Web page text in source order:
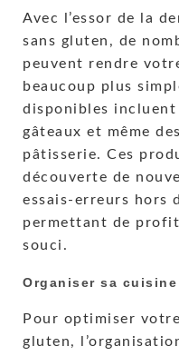
Avec l’essor de la
sans gluten, de
peuvent rendre
beaucoup plus
disponibles
gâteaux et même
pâtisserie. Ces
découverte de
essais-erreurs hors
permettant de
souci.
Organiser sa
Pour optimiser
gluten,